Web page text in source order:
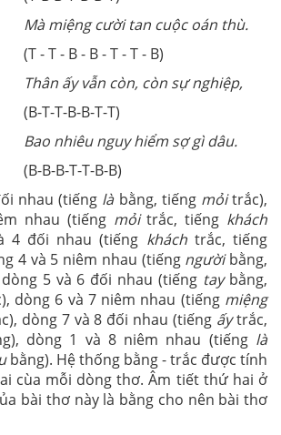
Mà miệng cười tan cuộc oán thù.
(T - T - B - B - T - T - B)
Thân ấy vẫn còn, còn sự nghiệp,
(B-T-T-B-B-T-T)
Bao nhiêu nguy hiểm sợ gì dâu.
(B-B-B-T-T-B-B)
nhau (tiếng làbằng, tiếng mỏitrắc),
nhau (tiếng mỏitrắc, tiếng khách
4 đối nhau (tiếng kháchtrắc, tiếng
4 và 5 niêm nhau (tiếng ngườibằng,
5 và 6 đối nhau (tiếng taybằng,
dòng 6 và 7 niêm nhau (tiếng miệng
dòng 7 và 8 đối nhau (tiếng ấytrắc,
dòng 1 và 8 niêm nhau (tiếng là
bằng). Hệ thống bằng - trắc được tính
cùa mỗi dòng thơ. Âm tiết thứ hai ở
bài thơ này là bằng cho nên bài thơ